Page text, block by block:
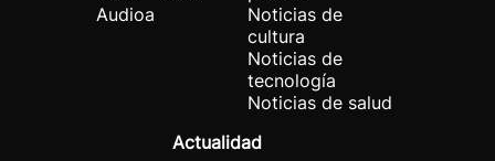
Audioa
Noticias de
cultura
Noticias de
tecnología
Noticias de salud
Actualidad